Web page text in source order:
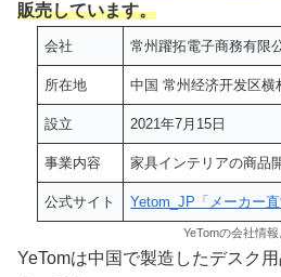
販売しています。
会社 常州躍拓電子商務有限
所在地 中国 常州经济开发区横
設立 2021年7月15日
事業内容 家具インテリアの商品
公式サイト Yetom_JP「メーカー直
YeTomの会社情報
YeTomは中国で製造したデスク